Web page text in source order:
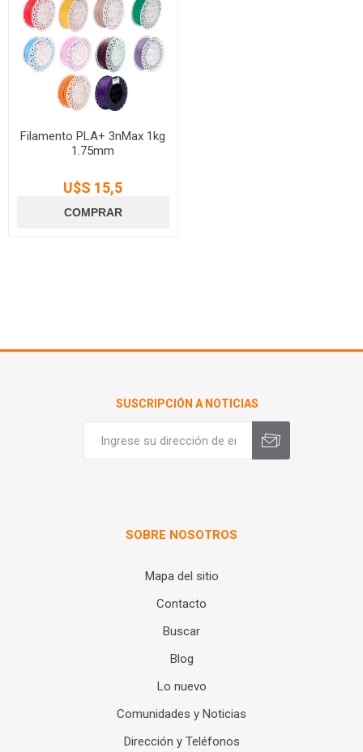
Filamento PLA+ 3nMax 1kg
1.75mm
U$S 15,5
SUSCRIPCIÓN A NOTICIAS
SOBRE NOSOTROS
Mapa del sitio
Contacto
Buscar
Blog
Lo nuevo
Comunidades y Noticias
Dirección y Teléfonos